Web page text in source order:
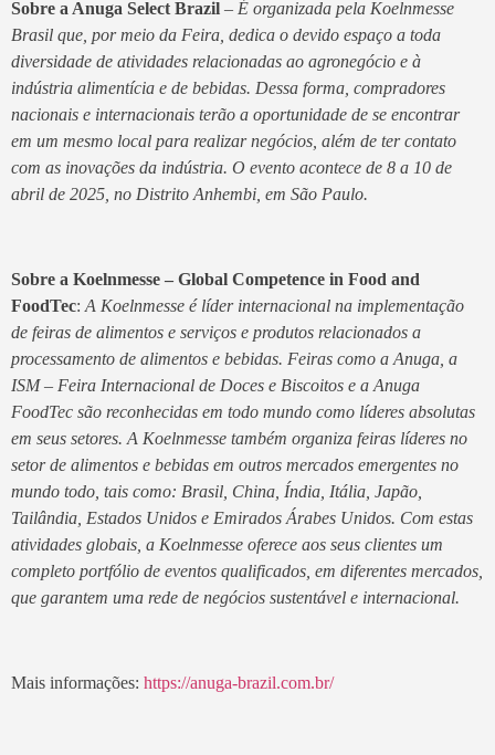
Sobre a Anuga Select Brazil – É organizada pela Koelnmesse
Brasil que, por meio da Feira, dedica o devido espaço a toda
diversidade de atividades relacionadas ao agronegócio e à
indústria alimentícia e de bebidas. Dessa forma, compradores
nacionais e internacionais terão a oportunidade de se encontrar
em um mesmo local para realizar negócios, além de ter contato
com as inovações da indústria. O evento acontece de 8 a 10 de
abril de 2025, no Distrito Anhembi, em São Paulo.
Sobre a Koelnmesse – Global Competence in Food and
FoodTec: A Koelnmesse é líder internacional na implementação
de feiras de alimentos e serviços e produtos relacionados a
processamento de alimentos e bebidas. Feiras como a Anuga, a
ISM – Feira Internacional de Doces e Biscoitos e a Anuga
FoodTec são reconhecidas em todo mundo como líderes absolutas
em seus setores. A Koelnmesse também organiza feiras líderes no
setor de alimentos e bebidas em outros mercados emergentes no
mundo todo, tais como: Brasil, China, Índia, Itália, Japão,
Tailândia, Estados Unidos e Emirados Árabes Unidos. Com estas
atividades globais, a Koelnmesse oferece aos seus clientes um
completo portfólio de eventos qualificados, em diferentes mercados,
que garantem uma rede de negócios sustentável e internacional.
Mais informações: https://anuga-brazil.com.br/